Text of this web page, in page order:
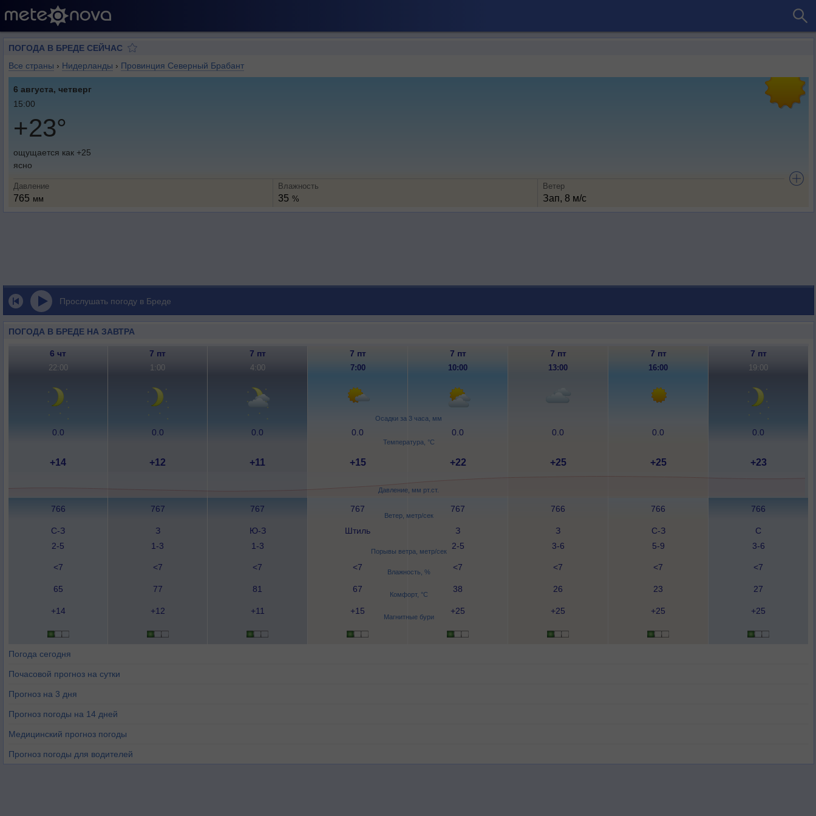
ПОГОДА В БРЕДЕ СЕЙЧАС
Все страны › Нидерланды › Провинция Северный Брабант
6 августа, четверг
15:00
+23°
ощущается как +25
ясно
Давление
765 мм
Влажность
35 %
Ветер
Зап, 8 м/с
Прослушать погоду в Бреде
ПОГОДА В БРЕДЕ НА ЗАВТРА
Осадки за 3 часа, мм
Температура, °C
Давление, мм рт.ст.
Ветер, метр/сек
Порывы ветра, метр/сек
Влажность, %
Комфорт, °C
Магнитные бури
6 чт 7 пт 7 пт 7 пт 7 пт 7 пт 7 пт 7 пт
22:00 1:00 4:00 7:00 10:00 13:00 16:00 19:00
0.0 0.0 0.0 0.0 0.0 0.0 0.0 0.0
+14 +12 +11 +15 +22 +25 +25 +23
766 767 767 767 767 766 766 766
С-З
2-5
З
1-3
Ю-З
1-3
Штиль
З
2-5
З
3-6
С-З
5-9
С
3-6
<7 <7 <7 <7 <7 <7 <7 <7
65 77 81 67 38 26 23 27
+14 +12 +11 +15 +25 +25 +25 +25
Погода сегодня
Почасовой прогноз на сутки
Прогноз на 3 дня
Прогноз погоды на 14 дней
Медицинский прогноз погоды
Прогноз погоды для водителей